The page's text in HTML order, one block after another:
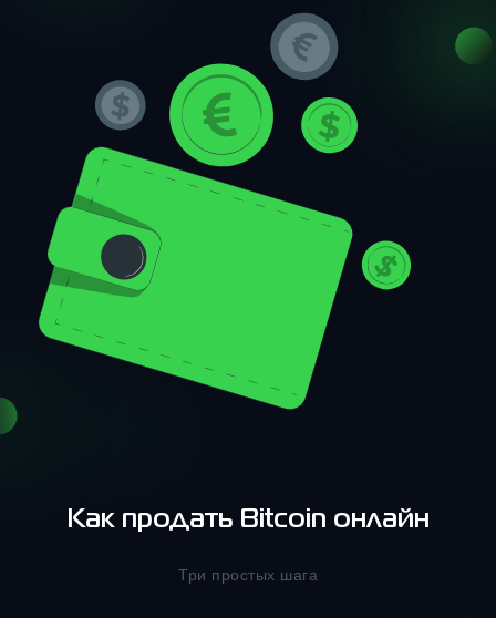
Как продать Bitcoin онлайн
Три простых шага